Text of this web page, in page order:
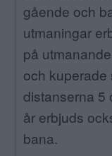
gående och
utmaningar
på
och kuperade
distanserna 5
år erbjuds
bana.